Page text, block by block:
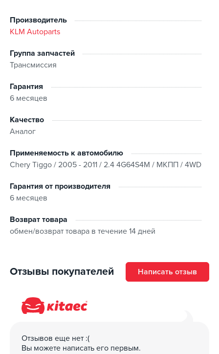
забрать 12 августа
Дашкевича, 15
забрать 12 августа
Производитель
KLM Autoparts
Группа запчастей
Трансмиссия
Гарантия
6 месяцев
Качество
Аналог
Применяемость к автомобилю
Chery Tiggo / 2005 - 2011 / 2.4 4G64S4M / МКПП / 4WD
Гарантия от производителя
6 месяцев
Возврат товара
обмен/возврат товара в течение 14 дней
Отзывы покупателей Написать отзыв
Отзывов еще нет :(
Вы можете написать его первым.